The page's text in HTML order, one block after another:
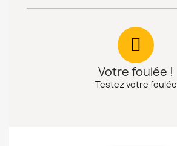
Votre foulée !
Testez votre foulée